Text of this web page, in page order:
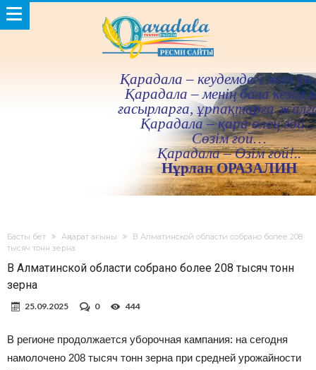
Қарадала – кеудемдегi жез үн
Қарадала – менiң бала кезiм
ғасырларға, ұрпақтарға
Қарадала – қара өлең
Сөзiм ғой…
Қарадала – Өзiм ғой!..
Нұрлан ОРАЗАЛИН
Басты бет Ақпарат ағыны
В Алматинской области собрано более 208
тысяч тонн зерна
В Алматинской области собрано более 208 тысяч тонн
зерна
25.09.2025 0 444
В регионе продолжается уборочная кампания: на сегодня
намолочено 208 тысяч тонн зерна при средней урожайности